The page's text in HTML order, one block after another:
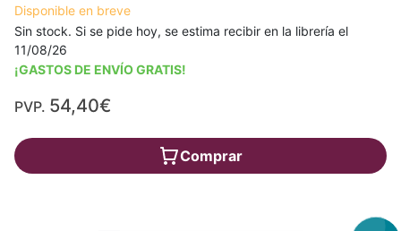
Disponible en breve
Sin stock. Si se pide hoy, se estima recibir en la librería el
11/08/26
¡GASTOS DE ENVÍO GRATIS!
PVP. 54,40€
Comprar